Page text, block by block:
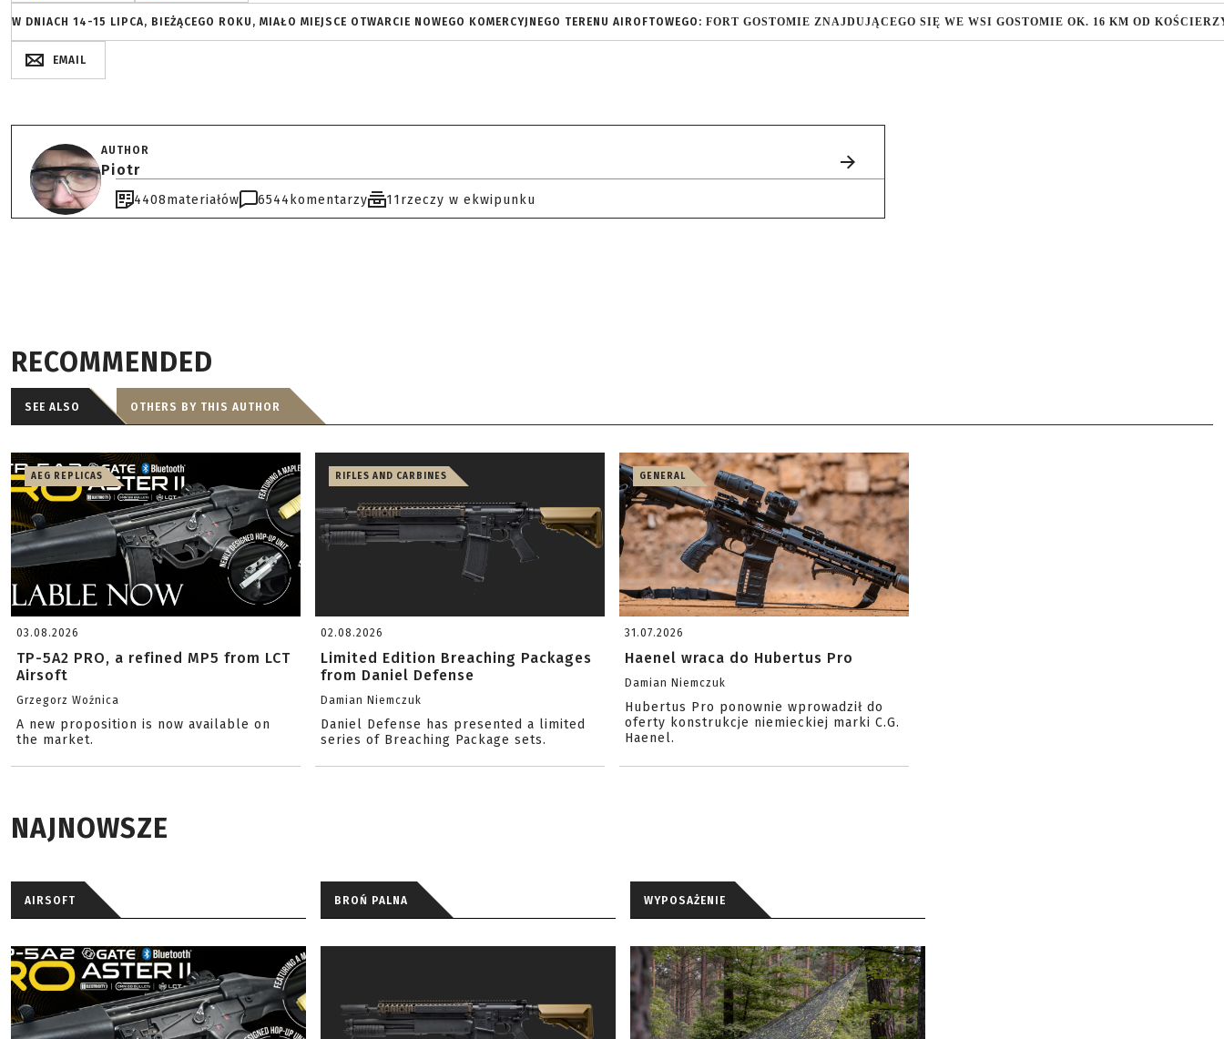
W DNIACH 14-15 LIPCA, BIEŻĄCEGO ROKU, MIAŁO MIEJSCE OTWARCIE NOWEGO KOMERCYJNEGO TERENU AIROFTOWEGO: FORT GOSTOMIE ZNAJDUJĄCEGO SIĘ WE WSI GOSTOMIE OK. 16 KM OD
EMAIL
AUTHOR
Piotr
4408materiałów 6544 komentarzy 11rzeczy w ekwipunku
RECOMMENDED
SEE ALSO OTHERS BY THIS AUTHOR
AEG REPLICAS
03.08.2026
TP-5A2 PRO, a refined MP5 from LCT
Airsoft
Grzegorz Woźnica
A new proposition is now available on
the market.
RIFLES AND CARBINES
02.08.2026
Limited Edition Breaching Packages
from Daniel Defense
Damian Niemczuk
Daniel Defense has presented a limited
series of Breaching Package sets.
GENERAL
31.07.2026
Haenel wraca do Hubertus Pro
Damian Niemczuk
Hubertus Pro ponownie wprowadził do
oferty konstrukcje niemieckiej marki C.G.
Haenel.
NAJNOWSZE
AIRSOFT BROŃ PALNA WYPOSAŻENIE